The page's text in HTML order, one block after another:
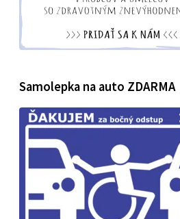
Samolepka na auto ZDARMA